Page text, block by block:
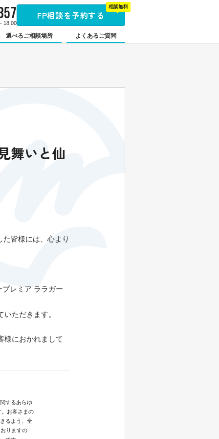
18:00
FP相談を予約する
相談無料
選べるご相談場所 よくあるご質問
舞いと仙
皆様には、心より
レミア ララガー
ただきます。
様におかれまして
するあらゆ
お客さまの
るよう、全
りますの